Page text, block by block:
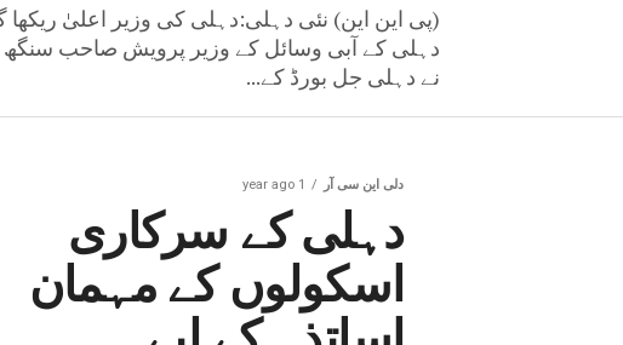
(پی این این) نئی دہلی:دہلی کی وزیر اعلیٰ ریکھا
دہلی کے آبی وسائل کے وزیر پرویش صاحب سنگھ
نے دہلی جل بورڈ کے...
دلی این سی آر 1 year ago
دہلی کے سرکاری
اسکولوں کے مہمان